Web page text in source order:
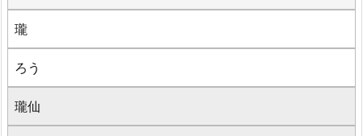
瓏
ろう
瓏仙